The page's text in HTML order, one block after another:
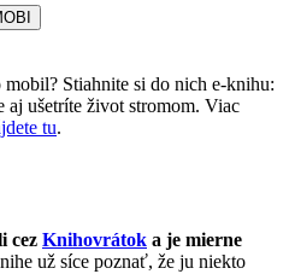
Stiahnite si do nich e-knihu:
aj ušetríte život stromom. Viac
tu.
cez Knihovrátok a je mierne
už síce poznať, že ju niekto